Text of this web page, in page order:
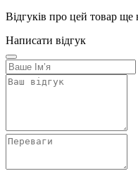
Відгуків про цей товар ще
Написати відгук